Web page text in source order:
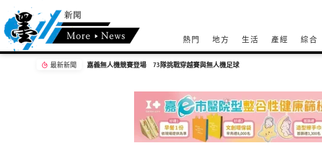
熱門 地方 生活 產經 綜合
最新新聞 嘉義無人機競賽登場 73隊挑戰穿越賽與無人機足球